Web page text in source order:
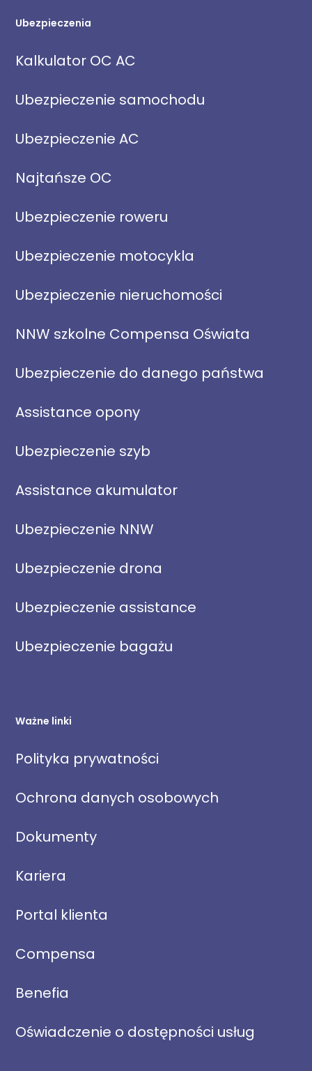
Ubezpieczenia
Kalkulator OC AC
Ubezpieczenie samochodu
Ubezpieczenie AC
Najtańsze OC
Ubezpieczenie roweru
Ubezpieczenie motocykla
Ubezpieczenie nieruchomości
NNW szkolne Compensa Oświata
Ubezpieczenie do danego państwa
Assistance opony
Ubezpieczenie szyb
Assistance akumulator
Ubezpieczenie NNW
Ubezpieczenie drona
Ubezpieczenie assistance
Ubezpieczenie bagażu
Ważne linki
Polityka prywatności
Ochrona danych osobowych
Dokumenty
Kariera
Portal klienta
Compensa
Benefia
Oświadczenie o dostępności usług